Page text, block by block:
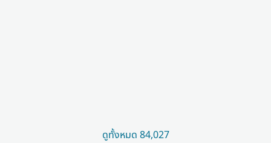
ดูทั้งหมด 84,027